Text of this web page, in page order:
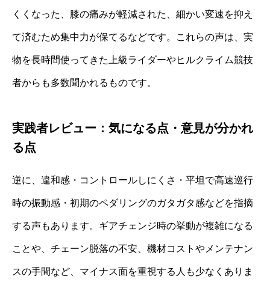
くくなった、膝の痛みが軽減された、細かい変速を抑え
て済むため集中力が保てるなどです。これらの声は、実
物を長時間使ってきた上級ライダーやヒルクライム競技
者からも多数聞かれるものです。
実践者レビュー：気になる点・意見が分かれ
る点
逆に、違和感・コントロールしにくさ・平坦で高速巡行
時の振動感・初期のペダリングのガタガタ感などを指摘
する声もあります。ギアチェンジ時の挙動が複雑になる
ことや、チェーン脱落の不安、機材コストやメンテナン
スの手間など、マイナス面を重視する人も少なくありま